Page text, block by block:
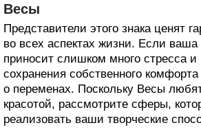
Весы
Представители этого знака ценят
во всех аспектах жизни. Если
приносит слишком много стресса
сохранения собственного
о переменах. Поскольку Весы
красотой, рассмотрите сферы,
реализовать ваши творческие